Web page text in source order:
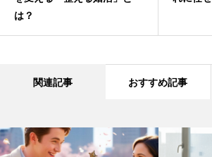
は？
関連記事 おすすめ記事